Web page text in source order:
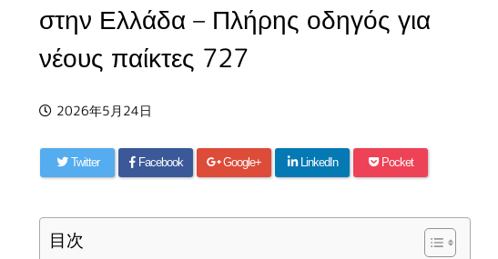
στην Ελλάδα – Πλήρης οδηγός για
νέους παίκτες 727
2026年5月24日
Twitter Facebook Google+ LinkedIn Pocket
目次